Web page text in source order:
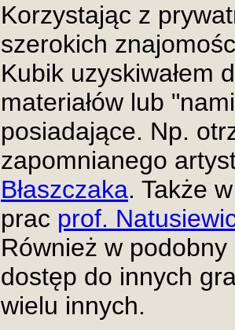
Korzystając z
szerokich
Kubik uzyskiwałem
materiałów lub
posiadające. Np.
zapomnianego
Błaszczaka. Także
prac prof.
Również w podobny
dostęp do innych
wielu innych.